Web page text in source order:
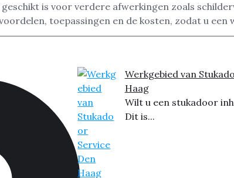
is voor verdere afwerkingen zoals
toepassingen en de kosten, zodat u een
Werkgebied van
Haag
Wilt u een stukadoor
Dit is...